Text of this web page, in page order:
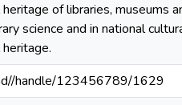
of libraries, museums
science and in national
handle/123456789/1629